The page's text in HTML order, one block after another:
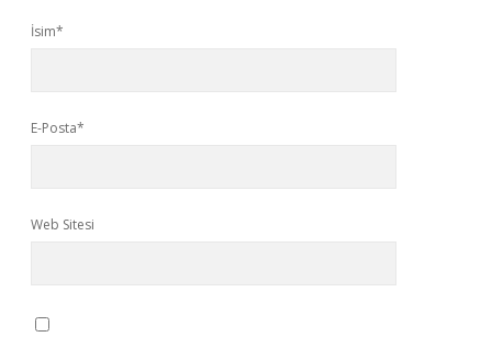
İsim*
E-Posta*
Web Sitesi